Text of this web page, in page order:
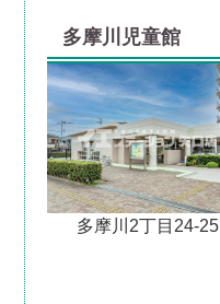
多摩川児童館
多摩川2丁目24-25